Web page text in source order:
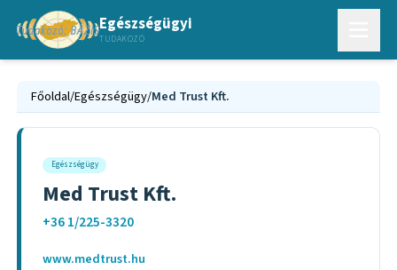
Egészségügyi
TUDAKOZÓ
Főoldal/Egészségügy/Med Trust Kft.
Egészségügy
Med Trust Kft.
+36 1/225-3320
www.medtrust.hu